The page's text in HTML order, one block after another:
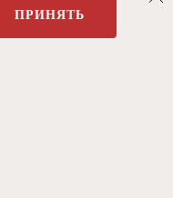
ПРИНЯТЬ